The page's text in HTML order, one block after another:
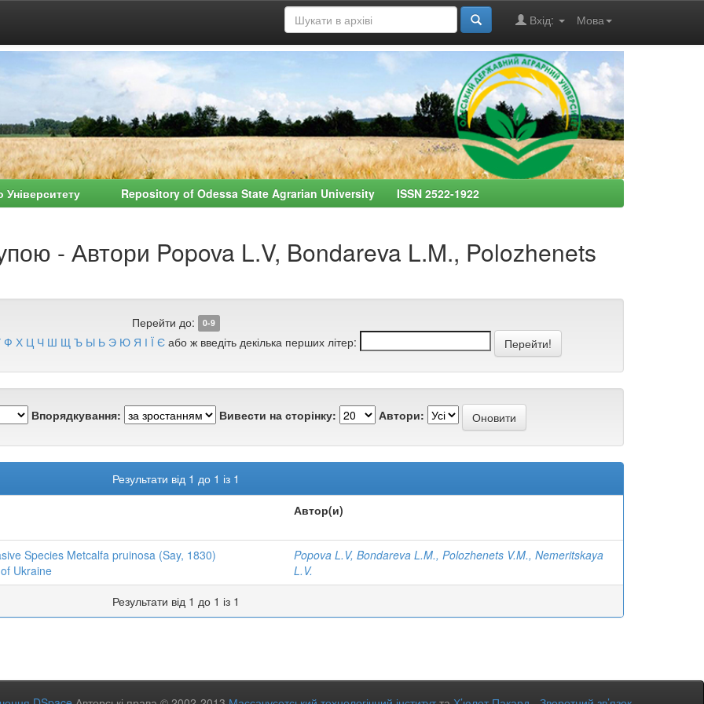
Мова
Вхід:
Університету Repository of Odessa State Agrarian University ISSN 2522-1922
- Автори Popova L.V, Bondareva L.M., Polozhenets
Перейти до: 0-9
Ф Х Ц Ч Ш Щ Ъ Ы Ь Э Ю Я І Ї Є або ж введіть декілька перших літер:
Впорядкування: Вивести на сторінку: Автори:
Результати від 1 до 1 із 1
Автор(и)
Species Metcalfa pruinosa (Say, 1830)
Ukraine
Popova L.V, Bondareva L.M., Polozhenets V.M., Nemeritskaya
L.V.
Результати від 1 до 1 із 1